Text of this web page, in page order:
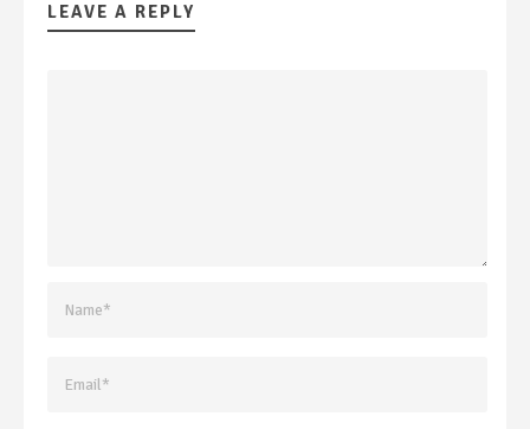
LEAVE A REPLY